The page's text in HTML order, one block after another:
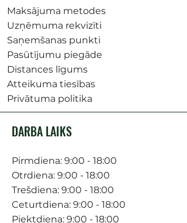
Maksājuma metodes
Uzņēmuma rekvizīti
Saņemšanas punkti
Pasūtījumu piegāde
Distances līgums
Atteikuma tiesības
Privātuma politika
DARBA LAIKS
Pirmdiena: 9:00 - 18:00
Otrdiena: 9:00 - 18:00
Trešdiena: 9:00 - 18:00
Ceturtdiena: 9:00 - 18:00
Piektdiena: 9:00 - 18:00